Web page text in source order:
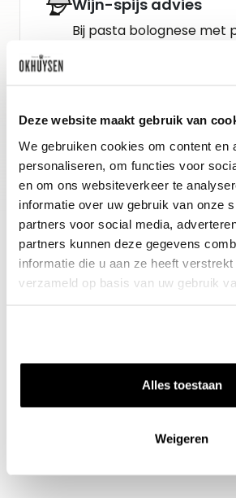
Deze website maakt gebruik van
We gebruiken cookies om content en
personaliseren, om functies voor
en om ons websiteverkeer te
informatie over uw gebruik van onze
partners voor social media,
partners kunnen deze gegevens
informatie die u aan ze heeft
verzameld op basis van uw gebruik
Alles toestaan
Weigeren
Wijn-spijs advies
Bij pasta bolognese met
bij gegrild vlees,
Gidsbeoordeling
Vinous : 90
Iedere wijn per fles te